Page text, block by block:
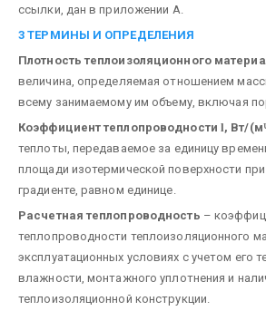
ссылки, дан в приложении А.
3 ТЕРМИНЫ И ОПРЕДЕЛЕНИЯ
Плотность теплоизоляционного
величина, определяемая отношением
всему занимаемому им объему, включая
Коэффициент теплопроводности l, Вт/(м
теплоты, передаваемое за единицу
площади изотермической поверхности
градиенте, равном единице.
Расчетная теплопроводность –
теплопроводности теплоизоляционного
эксплуатационных условиях с учетом его
влажности, монтажного уплотнения и
теплоизоляционной конструкции.